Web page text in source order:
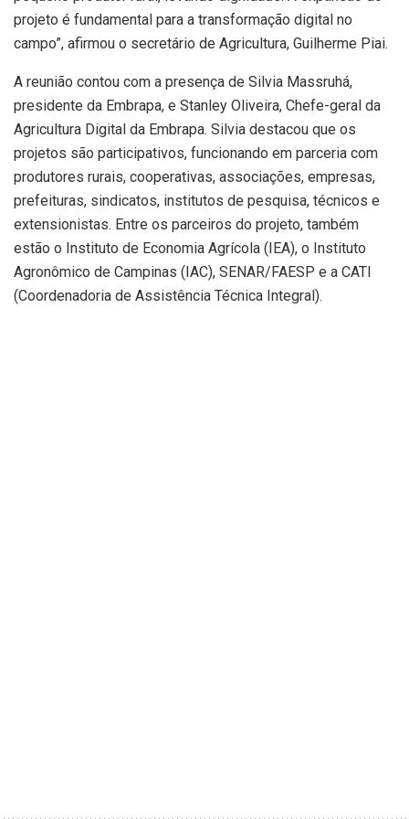
projeto é fundamental para a transformação digital no
campo”, afirmou o secretário de Agricultura, Guilherme Piai.
A reunião contou com a presença de Silvia Massruhá,
presidente da Embrapa, e Stanley Oliveira, Chefe-geral da
Agricultura Digital da Embrapa. Silvia destacou que os
projetos são participativos, funcionando em parceria com
produtores rurais, cooperativas, associações, empresas,
prefeituras, sindicatos, institutos de pesquisa, técnicos e
extensionistas. Entre os parceiros do projeto, também
estão o Instituto de Economia Agrícola (IEA), o Instituto
Agronômico de Campinas (IAC), SENAR/FAESP e a CATI
(Coordenadoria de Assistência Técnica Integral).